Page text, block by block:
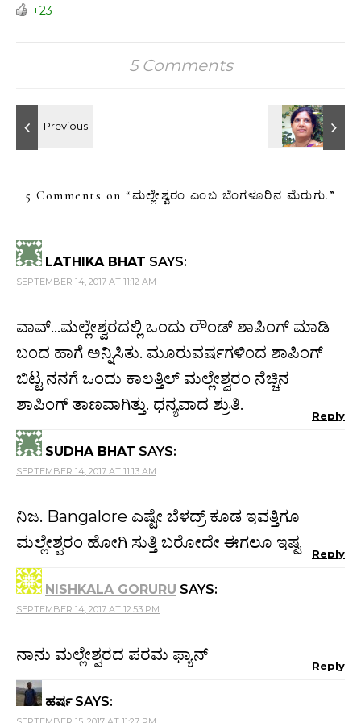
+23
5 Comments
5 Comments on “ಮಲ್ಲೇಶ್ವರಂ ಎಂಬ ಬೆಂಗಳೂರಿನ ಮೆರುಗು. ”
LATHIKA BHAT SAYS:
SEPTEMBER 14, 2017 AT 11:12 AM
ವಾವ್…ಮಲ್ಲೇಶ್ವರದಲ್ಲಿ ಒಂದು ರೌಂಡ್ ಶಾಪಿಂಗ್ ಮಾಡಿ
ಬಂದ ಹಾಗೆ ಅನ್ನಿಸಿತು. ಮೂರುವರ್ಷಗಳಿಂದ ಶಾಪಿಂಗ್
ಬಿಟ್ಟ ನನಗೆ ಒಂದು ಕಾಲತ್ತಿಲ್ ಮಲ್ಲೇಶ್ವರಂ ನೆಚ್ಚಿನ
ಶಾಪಿಂಗ್ ತಾಣವಾಗಿತ್ತು. ಧನ್ಯವಾದ ಶ್ರುತಿ.
Reply
SUDHA BHAT SAYS:
SEPTEMBER 14, 2017 AT 11:13 AM
ನಿಜ. Bangalore ಎಷ್ಟೇ ಬೆಳದ್ರ್ ಕೂಡ ಇವತ್ತಿಗೂ
ಮಲ್ಲೇಶ್ವರಂ ಹೋಗಿ ಸುತ್ತಿ ಬರೋದೇ ಈಗಲೂ ಇಷ್ಟ
Reply
NISHKALA GORURU SAYS:
SEPTEMBER 14, 2017 AT 12:53 PM
ನಾನು ಮಲ್ಲೇಶ್ವರದ ಪರಮ ಫ್ಯಾನ್
Reply
ಹರ್ಷ SAYS: